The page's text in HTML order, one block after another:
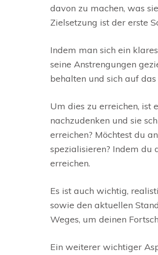
davon zu machen, was
Zielsetzung ist der erste
Indem man sich ein
seine Anstrengungen
behalten und sich auf
Um dies zu erreichen, ist
nachzudenken und sie
erreichen? Möchtest du
spezialisieren? Indem du
erreichen.
Es ist auch wichtig,
sowie den aktuellen
Weges, um deinen
Ein weiterer wichtiger